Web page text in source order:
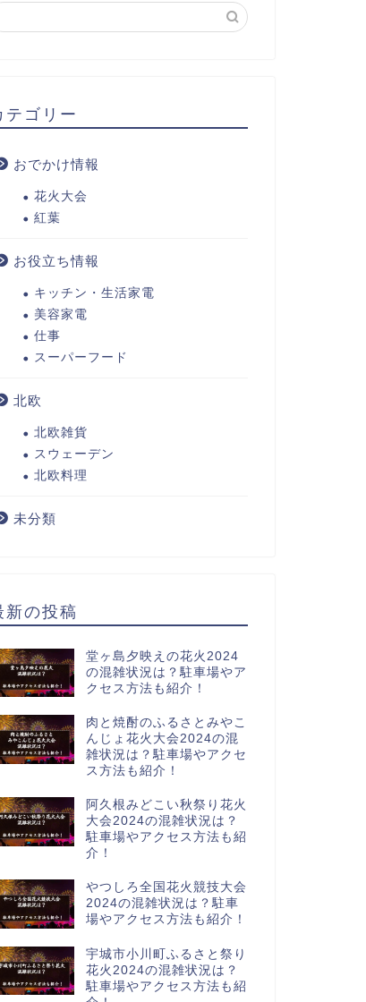
テゴリー
おでかけ情報
花火大会
紅葉
お役立ち情報
キッチン・生活家電
美容家電
仕事
スーパーフード
北欧
北欧雑貨
スウェーデン
北欧料理
未分類
新の投稿
堂ヶ島夕映えの花火2024
の混雑状況は？駐車場やア
クセス方法も紹介！
肉と焼酎のふるさとみやこ
んじょ花火大会2024の混
雑状況は？駐車場やアクセ
ス方法も紹介！
阿久根みどこい秋祭り花火
大会2024の混雑状況は？
駐車場やアクセス方法も紹
介！
やつしろ全国花火競技大会
2024の混雑状況は？駐車
場やアクセス方法も紹介！
宇城市小川町ふるさと祭り
花火2024の混雑状況は？
駐車場やアクセス方法も紹